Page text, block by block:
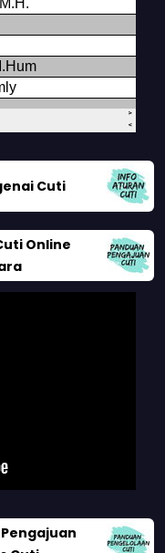
Cuti
Online